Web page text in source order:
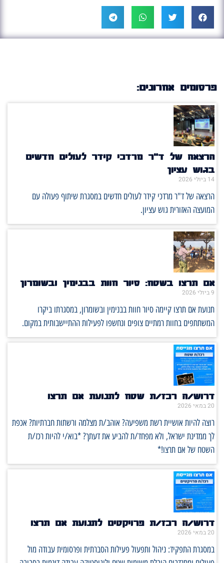
פרסומים אחרונים:
הרצאה של ד"ר מרדכי קידר לעולים חדשים
בגוש עציון
14 ביולי 2026
הרצאה של ד"ר מרדכי קידר לעולים חדשים במסגרת שיתוף פעולה עם
המועצה האזורית גוש עציון.
אם תרצו בשטח: סיור חוות בבנימין ובשומרון
9 ביולי 2026
תנועת אם תרצו קיימה סיור חוות בבנימין ובשומרון, במסגרתו ביקרו
המשתתפים בחוות רמתיים צופים ונחשפו לפעילות ההתיישבותית במקום.
דרוש/ה רכז/ת שטח לתנועת אם תרצו
20 במאי 2026
רוצה להיות אושיית רשת משפיעה? אוהב/ת מצלמה ורשתות חברתיות? אכפת
לך ממדינת ישראל, ולא מפחד/ת להביע את דעתך? *בוא/י להיות רכז/ת
השטח של אם תרצו!*
דרוש/ה רכז/ת פרויקטים לתנועת אם תרצו
20 במאי 2026
במסגרת התפקיד: ניהול ותפעול פעילות הסברתית ופרסומית עבודה מול